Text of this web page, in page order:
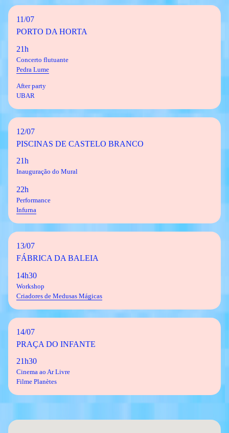
11/07
PORTO DA HORTA
21h
Concerto flutuante
Pedra Lume
After party
UBAR
12/07
PISCINAS DE CASTELO BRANCO
21h
Inauguração do Mural
22h
Performance
Infurna
13/07
FÁBRICA DA BALEIA
14h30
Workshop
Criadores de Medusas Mágicas
14/07
PRAÇA DO INFANTE
21h30
Cinema ao Ar Livre
Filme Planètes